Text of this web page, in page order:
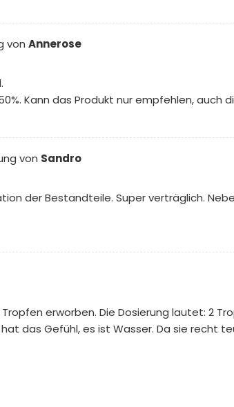
von Annerose
Kann das Produkt nur empfehlen, auch
von Sandro
der Bestandteile. Super verträglich.
erworben. Die Dosierung lautet: 2
das Gefühl, es ist Wasser. Da sie recht